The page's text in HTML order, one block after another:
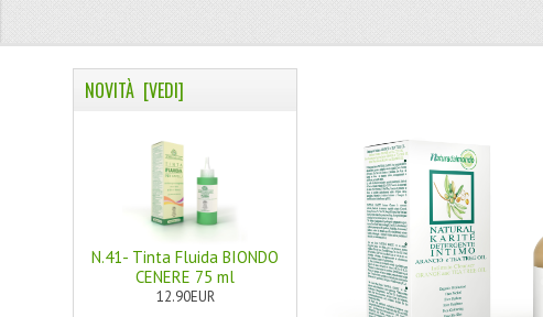
NOVITÀ [VEDI]
N.41- Tinta Fluida BIONDO
CENERE 75 ml
12.90EUR